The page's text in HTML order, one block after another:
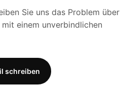
Sie uns das Problem über
einem unverbindlichen
schreiben